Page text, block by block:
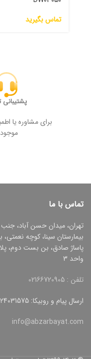
تماس بگیرید
پشتیبانی
برای مشاوره یا
تماس با ما
تهران، میدان حسن آباد، جنب
بیمارستان سینا، کوچه نعمتی،
واحد 3
تلفن : 02166720905
ارسال پیام و روبیکا: 09124031575
info@abzarbayat.com